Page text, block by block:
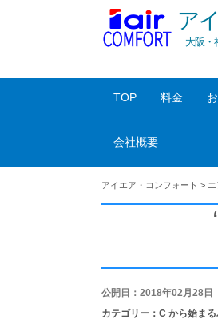
ア
大阪・
TOP 料金
会社概要
アイエア・コンフォート >
公開日：2018年02月28日
カテゴリー： C から始ま